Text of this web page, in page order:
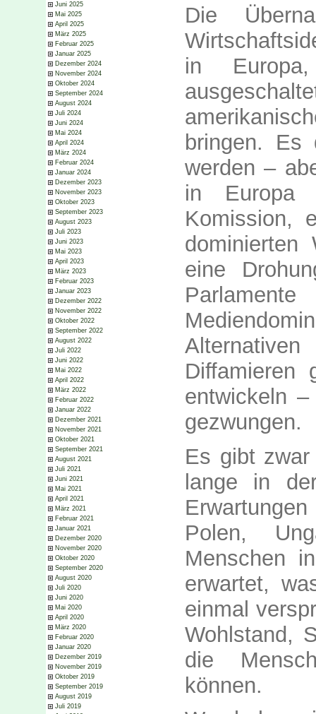
Juni 2025
Mai 2025
April 2025
März 2025
Februar 2025
Januar 2025
Dezember 2024
November 2024
Oktober 2024
September 2024
August 2024
Juli 2024
Juni 2024
Mai 2024
April 2024
März 2024
Februar 2024
Januar 2024
Dezember 2023
November 2023
Oktober 2023
September 2023
August 2023
Juli 2023
Juni 2023
Mai 2023
April 2023
März 2023
Februar 2023
Januar 2023
Dezember 2022
November 2022
Oktober 2022
September 2022
August 2022
Juli 2022
Juni 2022
Mai 2022
April 2022
März 2022
Februar 2022
Januar 2022
Dezember 2021
November 2021
Oktober 2021
September 2021
August 2021
Juli 2021
Juni 2021
Mai 2021
April 2021
März 2021
Februar 2021
Januar 2021
Dezember 2020
November 2020
Oktober 2020
September 2020
August 2020
Juli 2020
Juni 2020
Mai 2020
April 2020
März 2020
Februar 2020
Januar 2020
Dezember 2019
November 2019
Oktober 2019
September 2019
August 2019
Juli 2019
Die
in
bringen. Es
werden –
in Europa
Komission,
eine
Diffamieren
entwickeln
gezwungen.
Es gibt
lange in
Polen,
Menschen
erwartet,
einmal
Wohlstand,
die
können.